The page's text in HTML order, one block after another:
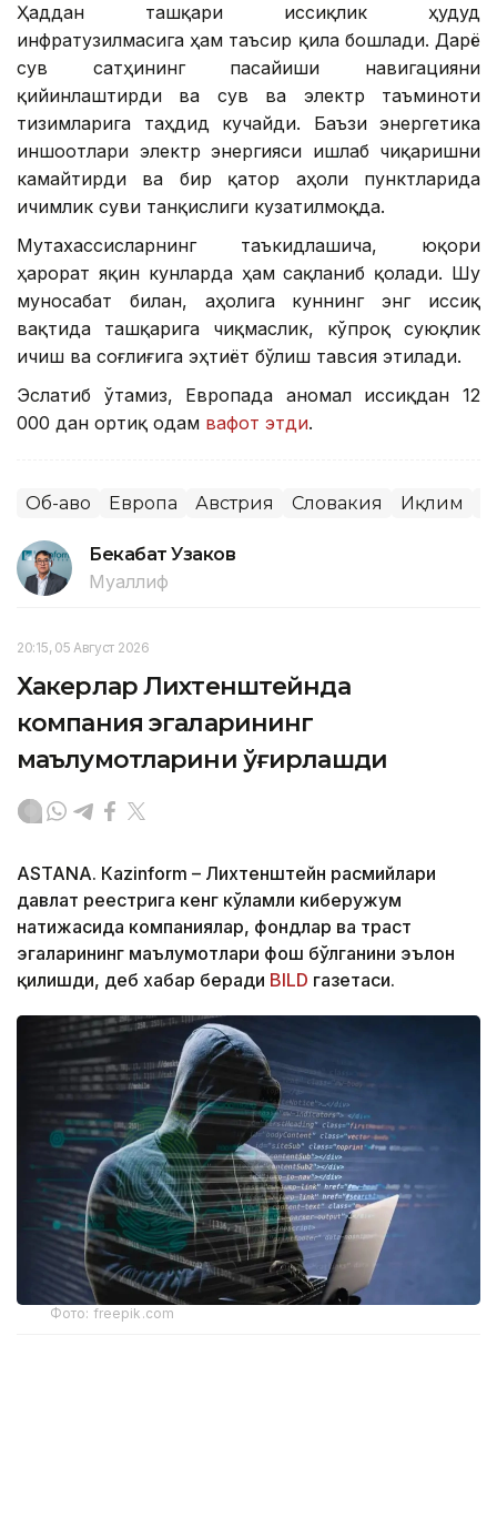
Ҳаддан ташқари иссиқлик ҳудуд
инфратузилмасига ҳам таъсир қила бошлади. Дарё
сув сатҳининг пасайиши навигацияни
қийинлаштирди ва сув ва электр таъминоти
тизимларига таҳдид кучайди. Баъзи энергетика
иншоотлари электр энергияси ишлаб чиқаришни
камайтирди ва бир қатор аҳоли пунктларида
ичимлик суви танқислиги кузатилмоқда.
Мутахассисларнинг таъкидлашича, юқори
ҳарорат яқин кунларда ҳам сақланиб қолади. Шу
муносабат билан, аҳолига куннинг энг иссиқ
вақтида ташқарига чиқмаслик, кўпроқ суюқлик
ичиш ва соғлиғига эҳтиёт бўлиш тавсия этилади.
Эслатиб ўтамиз, Европада аномал иссиқдан 12
000 дан ортиқ одам вафот этди.
Об-ҳаво Европа Австрия Словакия Иқлим
Бекабат Узаков
Муаллиф
20:15, 05 Август 2026
Хакерлар Лихтенштейнда
компания эгаларининг
маълумотларини ўғирлашди
ASTANА. Кazinform – Лихтенштейн расмийлари
давлат реестрига кенг кўламли киберҳужум
натижасида компаниялар, фондлар ва траст
эгаларининг маълумотлари фош бўлганини эълон
қилишди, деб хабар беради BILD газетаси.
Фото: freepik.com